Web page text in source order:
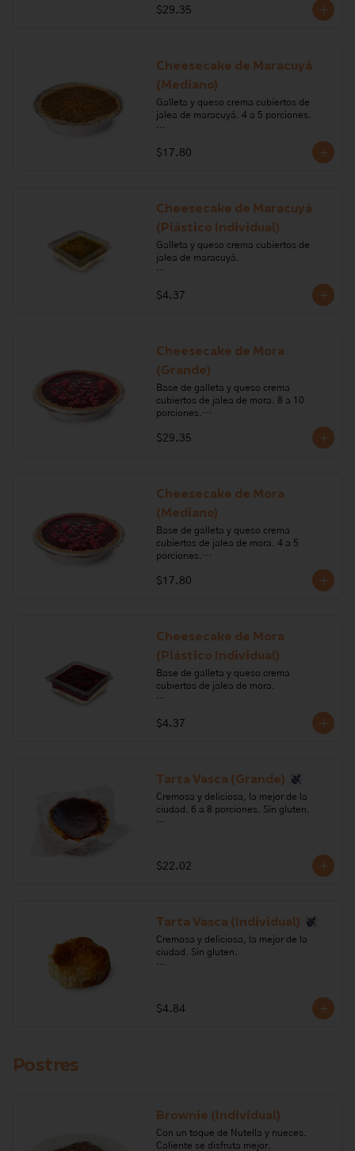
crema de leche, margarina, gelatina,
sulfitos, soya.
$29.35
Cheesecake de Maracuyá
(Mediano)
Galleta y queso crema cubiertos de
jalea de maracuyá. 4 a 5 porciones.
crema de leche, margarina, gelatina,
sulfitos, soya.
$17.80
Cheesecake de Maracuyá
(Plástico Individual)
Galleta y queso crema cubiertos de
jalea de maracuyá.
crema de leche, margarina, gelatina,
sulfitos, soya
$4.37
Cheesecake de Mora
(Grande)
Base de galleta y queso crema
cubiertos de jalea de mora. 8 a 10
porciones.
Ingredientes: queso crema, crema de
Alérgenos: Gluten, leche, lactosa,
$29.35
Cheesecake de Mora
(Mediano)
Base de galleta y queso crema
cubiertos de jalea de mora. 4 a 5
porciones.
Ingredientes: queso crema, crema de
Alérgenos: Gluten, leche, lactosa,
$17.80
Cheesecake de Mora
(Plástico Individual)
Base de galleta y queso crema
cubiertos de jalea de mora.
leche, galleta, margarina, gelatina,
sulfitos, soya
$4.37
Tarta Vasca (Grande)
Cremosa y deliciosa, la mejor de la
ciudad. 6 a 8 porciones. Sin gluten.
Alérgenos: leche, lactosa, soya.
$22.02
Tarta Vasca (Individual)
Cremosa y deliciosa, la mejor de la
ciudad. Sin gluten.
Alérgenos: leche, lactosa, soya.
$4.84
Postres
Brownie (Individual)
Con un toque de Nutella y nueces.
Caliente se disfruta mejor.